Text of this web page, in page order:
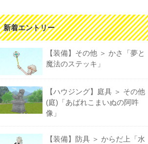
新着エントリー
【装備】その他 ＞ かさ「夢と
魔法のステッキ」
【ハウジング】庭具 ＞ その他
(庭)「あばれこまいぬの阿吽
像」
【装備】防具 ＞ からだ上「水